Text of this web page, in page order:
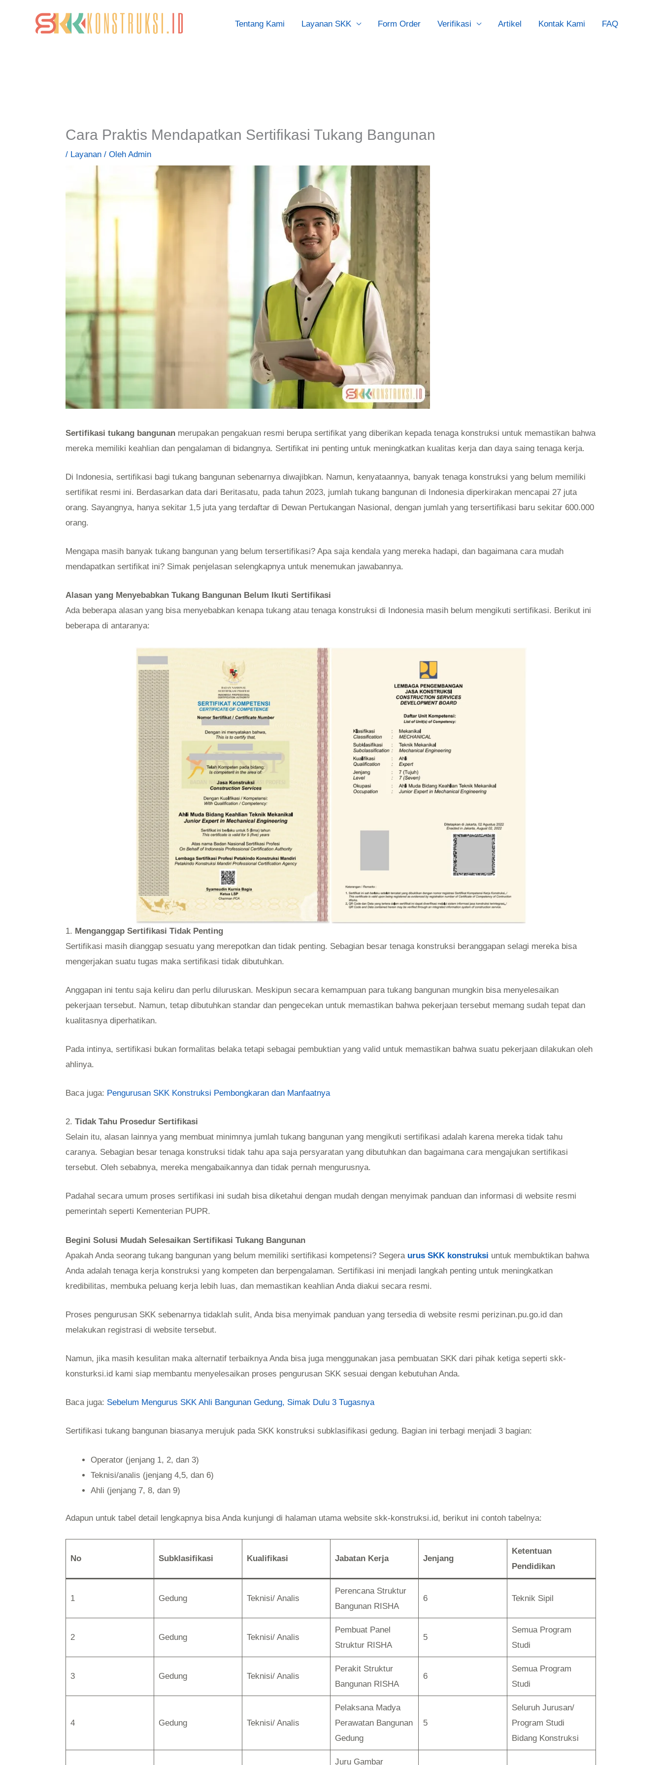
Tentang Kami Layanan SKK Form Order Verifikasi Artikel Kontak Kami FAQ
Cara Praktis Mendapatkan Sertifikasi Tukang Bangunan
/ Layanan / OlehAdmin
Sertifikasi tukang bangunan merupakan pengakuan resmi berupa sertifikat yang diberikan kepada tenaga konstruksi untuk memastikan bahwa
mereka memiliki keahlian dan pengalaman di bidangnya. Sertifikat ini penting untuk meningkatkan kualitas kerja dan daya saing tenaga kerja.
Di Indonesia, sertifikasi bagi tukang bangunan sebenarnya diwajibkan. Namun, kenyataannya, banyak tenaga konstruksi yang belum memiliki
sertifikat resmi ini. Berdasarkan data dari Beritasatu, pada tahun 2023, jumlah tukang bangunan di Indonesia diperkirakan mencapai 27 juta
orang. Sayangnya, hanya sekitar 1,5 juta yang terdaftar di Dewan Pertukangan Nasional, dengan jumlah yang tersertifikasi baru sekitar 600.000
orang.
Mengapa masih banyak tukang bangunan yang belum tersertifikasi? Apa saja kendala yang mereka hadapi, dan bagaimana cara mudah
mendapatkan sertifikat ini? Simak penjelasan selengkapnya untuk menemukan jawabannya.
Alasan yang Menyebabkan Tukang Bangunan Belum Ikuti Sertifikasi
Ada beberapa alasan yang bisa menyebabkan kenapa tukang atau tenaga konstruksi di Indonesia masih belum mengikuti sertifikasi. Berikut ini
beberapa di antaranya:
1. Menganggap Sertifikasi Tidak Penting
Sertifikasi masih dianggap sesuatu yang merepotkan dan tidak penting. Sebagian besar tenaga konstruksi beranggapan selagi mereka bisa
mengerjakan suatu tugas maka sertifikasi tidak dibutuhkan.
Anggapan ini tentu saja keliru dan perlu diluruskan. Meskipun secara kemampuan para tukang bangunan mungkin bisa menyelesaikan
pekerjaan tersebut. Namun, tetap dibutuhkan standar dan pengecekan untuk memastikan bahwa pekerjaan tersebut memang sudah tepat dan
kualitasnya diperhatikan.
Pada intinya, sertifikasi bukan formalitas belaka tetapi sebagai pembuktian yang valid untuk memastikan bahwa suatu pekerjaan dilakukan oleh
ahlinya.
Baca juga: Pengurusan SKK Konstruksi Pembongkaran dan Manfaatnya
2.Tidak Tahu Prosedur Sertifikasi
Selain itu, alasan lainnya yang membuat minimnya jumlah tukang bangunan yang mengikuti sertifikasi adalah karena mereka tidak tahu
caranya. Sebagian besar tenaga konstruksi tidak tahu apa saja persyaratan yang dibutuhkan dan bagaimana cara mengajukan sertifikasi
tersebut. Oleh sebabnya, mereka mengabaikannya dan tidak pernah mengurusnya.
Padahal secara umum proses sertifikasi ini sudah bisa diketahui dengan mudah dengan menyimak panduan dan informasi di website resmi
pemerintah seperti Kementerian PUPR.
Begini Solusi Mudah Selesaikan Sertifikasi Tukang Bangunan
Apakah Anda seorang tukang bangunan yang belum memiliki sertifikasi kompetensi? Segera urus SKK konstruksi untuk membuktikan bahwa
Anda adalah tenaga kerja konstruksi yang kompeten dan berpengalaman. Sertifikasi ini menjadi langkah penting untuk meningkatkan
kredibilitas, membuka peluang kerja lebih luas, dan memastikan keahlian Anda diakui secara resmi.
Proses pengurusan SKK sebenarnya tidaklah sulit, Anda bisa menyimak panduan yang tersedia di website resmi perizinan.pu.go.id dan
melakukan registrasi di website tersebut.
Namun, jika masih kesulitan maka alternatif terbaiknya Anda bisa juga menggunakan jasa pembuatan SKK dari pihak ketiga seperti skk-
konsturksi.id kami siap membantu menyelesaikan proses pengurusan SKK sesuai dengan kebutuhan Anda.
Baca juga: Sebelum Mengurus SKK Ahli Bangunan Gedung, Simak Dulu 3 Tugasnya
Sertifikasi tukang bangunan biasanya merujuk pada SKK konstruksi subklasifikasi gedung. Bagian ini terbagi menjadi 3 bagian:
Operator (jenjang 1, 2, dan 3)
Teknisi/analis (jenjang 4,5, dan 6)
Ahli (jenjang 7, 8, dan 9)
Adapun untuk tabel detail lengkapnya bisa Anda kunjungi di halaman utama website skk-konstruksi.id, berikut ini contoh tabelnya:
No Subklasifikasi Kualifikasi Jabatan Kerja Jenjang
Ketentuan
Pendidikan
1 Gedung Teknisi/ Analis
Perencana Struktur
Bangunan RISHA
6 Teknik Sipil
2 Gedung Teknisi/ Analis
Pembuat Panel
Struktur RISHA
5
Semua Program
Studi
3 Gedung Teknisi/ Analis
Perakit Struktur
Bangunan RISHA
6
Semua Program
Studi
4 Gedung Teknisi/ Analis
Pelaksana Madya
Perawatan Bangunan
Gedung
5
Seluruh Jurusan/
Program Studi
Bidang Konstruksi
Juru Gambar